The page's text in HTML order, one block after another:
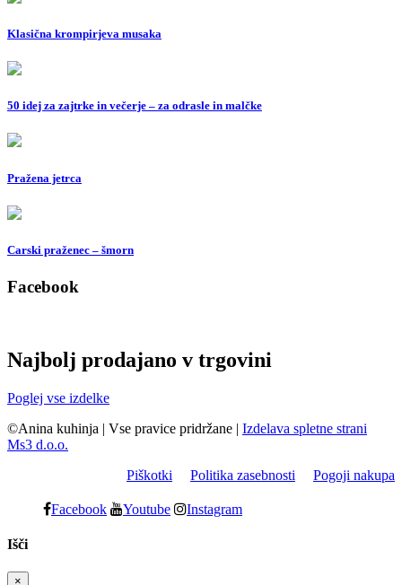
Klasična krompirjeva musaka
50 idej za zajtrke in večerje – za odrasle in malčke
Pražena jetrca
Carski praženec – šmorn
Facebook
Najbolj prodajano v trgovini
Poglej vse izdelke
©Anina kuhinja | Vse pravice pridržane | Izdelava spletne strani
Ms3 d.o.o.
Piškotki
Politika zasebnosti Pogoji nakupa
Facebook Youtube Instagram
Išči
×